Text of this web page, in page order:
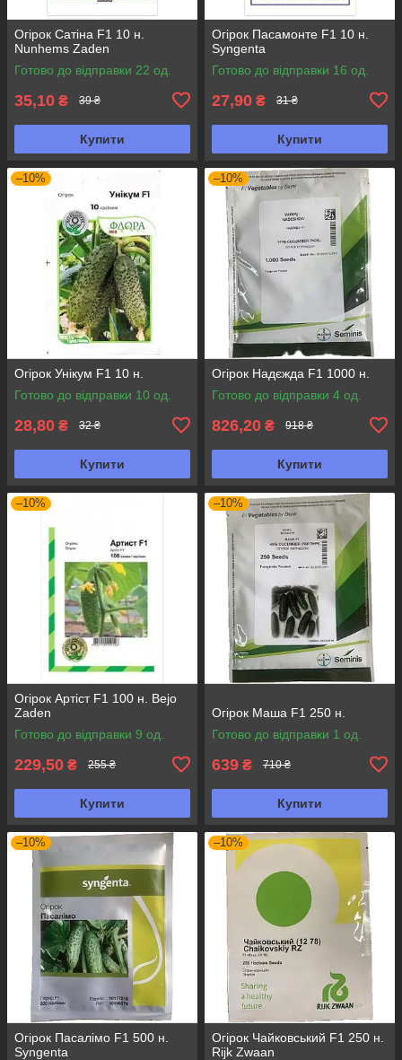
Огірок Сатіна F1 10 н.
Nunhems Zaden
Готово до відправки 22 од.
35,10 ₴ 39 ₴
Купити
Огірок Пасамонте F1 10 н.
Syngenta
Готово до відправки 16 од.
27,90 ₴ 31 ₴
Купити
–10%
Огірок Унікум F1 10 н.
Готово до відправки 10 од.
28,80 ₴ 32 ₴
Купити
–10%
Огірок Надєжда F1 1000 н.
Готово до відправки 4 од.
826,20 ₴ 918 ₴
Купити
–10%
Огірок Артіст F1 100 н. Bejo
Zaden
Готово до відправки 9 од.
229,50 ₴ 255 ₴
Купити
–10%
Огірок Маша F1 250 н.
Готово до відправки 1 од.
639 ₴ 710 ₴
Купити
–10%
Огірок Пасалімо F1 500 н.
Syngenta
–10%
Огірок Чайковський F1 250 н.
Rijk Zwaan